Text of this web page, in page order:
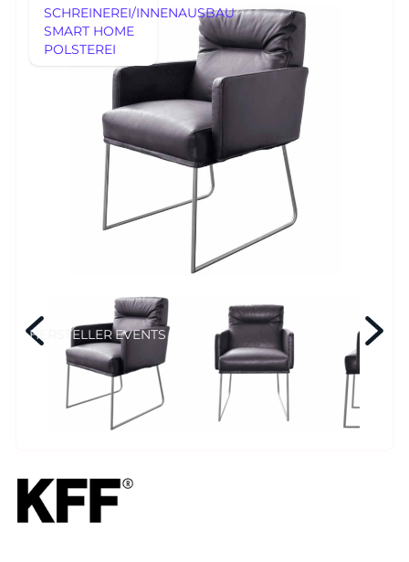
SCHREINEREI/INNENAUSBAU
SMART HOME
POLSTEREI
HERSTELLEREVENTS
UNSERE EXPERTISE
UNSERE EXPERTISE
REFERENZEN
HERSTELLER
EVENTS
STYLES
AUSSTELLUNGSSTÜCKE
AUSSTELLUNGSSTÜCKE
MÖBEL
MÖBEL
Königswinterer Str. 319
53639 Königswinter-Ittenbach
0 22 23 - 91 89 0
Di.-Fr. 10-18 Uhr
Sa. 10-17 Uhr
Montag geschlossen